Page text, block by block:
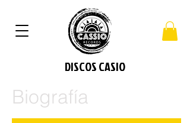
DISCOS CASIO
Biografía